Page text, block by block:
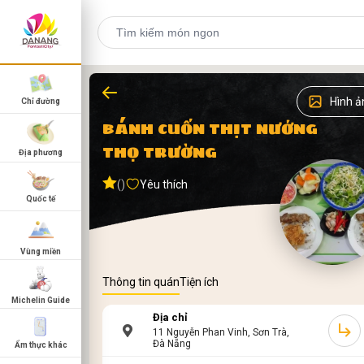
Chỉ đường
Địa phương
Quốc tế
Vùng miền
Michelin Guide
Ẩm thực khác
Hình
BÁNH CUỐN THỊT NƯỚNG
THỌ TRƯỜNG
() Yêu thích
Thông tin quánTiện ích
Địa chỉ
11 Nguyễn Phan Vinh, Sơn Trà,
Đà Nẵng